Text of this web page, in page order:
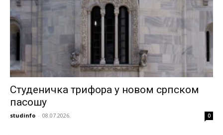
Студеничка трифора у новом српском
пасошу
studinfo - 08.07.2026. 0